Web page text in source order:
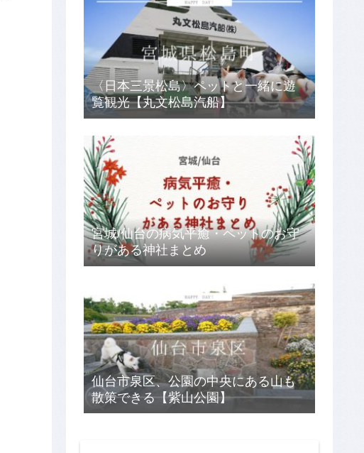
〈日本三景松島〉ペットと一緒に遊
覧観光【丸文松島汽船】
宮城/仙台の病気平癒・ペットのお守
りがある神社まとめ
仙台市泉区、公園の中央にある山も
散策できる【紫山公園】